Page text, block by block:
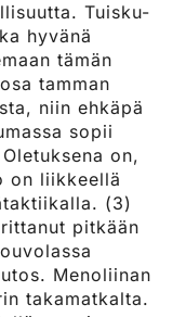
Tuisku-
hyvänä
tämän
tamman
niin ehkäpä
sopii
on,
on liikkeellä
(3)
pitkään
Menoliinan
takamatkalta.